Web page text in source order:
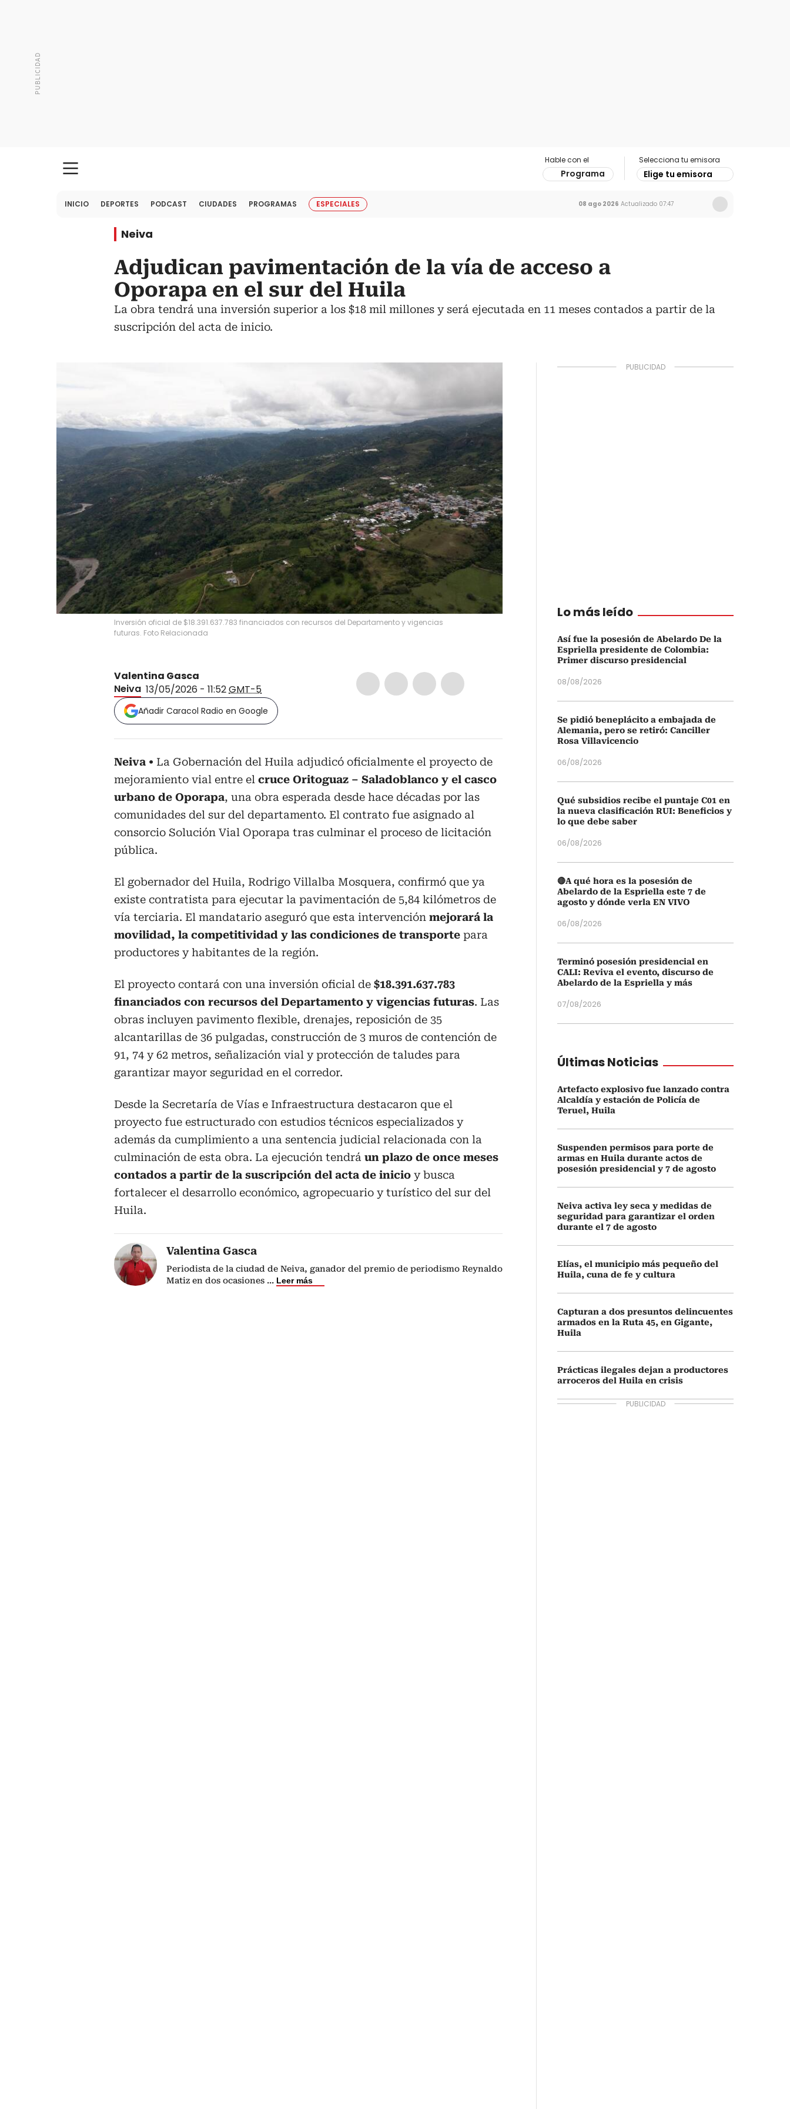
Hable con el
Programa
Selecciona tu emisora
Elige tu emisora
INICIO DEPORTES PODCAST CIUDADES PROGRAMAS ESPECIALES 08 ago 2026 Actualizado 07:47
Neiva
Adjudican pavimentación de la vía de acceso a
Oporapa en el sur del Huila
La obra tendrá una inversión superior a los $18 mil millones y será ejecutada en 11 meses contados a partir de la
suscripción del acta de inicio.
Inversión oficial de $18.391.637.783 financiados con recursos del Departamento y vigencias
futuras. Foto Relacionada
Valentina Gasca
Neiva 13/05/2026 - 11:52GMT-5
Añadir Caracol Radio en Google
Neiva
La Gobernación del Huila adjudicó oficialmente el proyecto de
mejoramiento vial entre el cruce Oritoguaz – Saladoblanco y el casco
urbano de Oporapa, una obra esperada desde hace décadas por las
comunidades del sur del departamento. El contrato fue asignado al
consorcio Solución Vial Oporapa tras culminar el proceso de licitación
pública.
El gobernador del Huila, Rodrigo Villalba Mosquera, confirmó que ya
existe contratista para ejecutar la pavimentación de 5,84 kilómetros de
vía terciaria. El mandatario aseguró que esta intervención mejorará la
movilidad, la competitividad y las condiciones de transporte para
productores y habitantes de la región.
El proyecto contará con una inversión oficial de $18.391.637.783
financiados con recursos del Departamento y vigencias futuras. Las
obras incluyen pavimento flexible, drenajes, reposición de 35
alcantarillas de 36 pulgadas, construcción de 3 muros de contención de
91, 74 y 62 metros, señalización vial y protección de taludes para
garantizar mayor seguridad en el corredor.
Desde la Secretaría de Vías e Infraestructura destacaron que el
proyecto fue estructurado con estudios técnicos especializados y
además da cumplimiento a una sentencia judicial relacionada con la
culminación de esta obra. La ejecución tendrá un plazo de once meses
contados a partir de la suscripción del acta de inicio y busca
fortalecer el desarrollo económico, agropecuario y turístico del sur del
Huila.
Valentina Gasca
Periodista de la ciudad de Neiva, ganador del premio de periodismo Reynaldo
Matiz en dos ocasiones ... Leer más
Lo más leído
Así fue la posesión de Abelardo De la
Espriella presidente de Colombia:
Primer discurso presidencial
08/08/2026
Se pidió beneplácito a embajada de
Alemania, pero se retiró: Canciller
Rosa Villavicencio
06/08/2026
Qué subsidios recibe el puntaje C01 en
la nueva clasificación RUI: Beneficios y
lo que debe saber
06/08/2026
🔴A qué hora es la posesión de
Abelardo de la Espriella este 7 de
agosto y dónde verla EN VIVO
06/08/2026
Terminó posesión presidencial en
CALI: Reviva el evento, discurso de
Abelardo de la Espriella y más
07/08/2026
Últimas Noticias
Artefacto explosivo fue lanzado contra
Alcaldía y estación de Policía de
Teruel, Huila
Suspenden permisos para porte de
armas en Huila durante actos de
posesión presidencial y 7 de agosto
Neiva activa ley seca y medidas de
seguridad para garantizar el orden
durante el 7 de agosto
Elías, el municipio más pequeño del
Huila, cuna de fe y cultura
Capturan a dos presuntos delincuentes
armados en la Ruta 45, en Gigante,
Huila
Prácticas ilegales dejan a productores
arroceros del Huila en crisis